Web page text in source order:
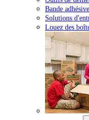
Bande
Solutions
Louez des